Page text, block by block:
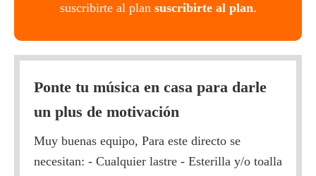
suscribirte al plan suscribirte al plan.
Ponte tu música en casa para darle
un plus de motivación
Muy buenas equipo, Para este directo se
necesitan: - Cualquier lastre - Esterilla y/o toalla